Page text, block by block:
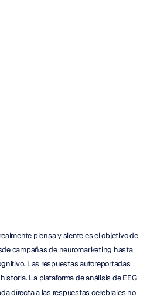
piensa y siente es el objetivo de
campañas de neuromarketing hasta
Las respuestas autoreportadas
solo cuentan una parte de la historia. La plataforma de análisis de EEG
directa a las respuestas cerebrales no